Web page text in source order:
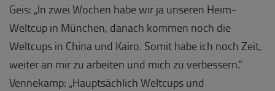
Geis: „In zwei Wochen habe wir ja unseren Heim-
Weltcup in München, danach kommen noch die
Weltcups in China und Kairo. Somit habe ich noch Zeit,
weiter an mir zu arbeiten und mich zu verbessern.“
Vennekamp: „Hauptsächlich Weltcups und